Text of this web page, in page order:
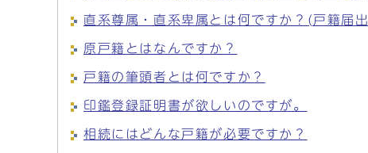
直系尊属・直系卑属とは何ですか？(戸籍届出
原戸籍とはなんですか？
戸籍の筆頭者とは何ですか？
印鑑登録証明書が欲しいのですが。
相続にはどんな戸籍が必要ですか？